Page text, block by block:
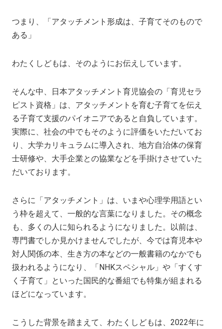
つまり、「アタッチメント形成は、子育てそのもので
ある」
わたくしどもは、そのようにお伝えしています。
そんな中、日本アタッチメント育児協会の「育児セラ
ピスト資格」は、アタッチメントを育む子育てを伝え
る子育て支援のパイオニアであると自負しています。
実際に、社会の中でもそのように評価をいただいてお
り、大学カリキュラムに導入され、地方自治体の保育
士研修や、大手企業との協業などを手掛けさせていた
だいております。
さらに「アタッチメント」は、いまや心理学用語とい
う枠を超えて、一般的な言葉になりました。その概念
も、多くの人に知られるようになりました。以前は、
専門書でしか見かけませんでしたが、今では育児本や
対人関係の本、生き方の本などの一般書籍のなかでも
扱われるようになり、「NHKスペシャル」や「すくす
く子育て」といった国民的な番組でも特集が組まれる
ほどになっています。
こうした背景を踏まえて、わたくしどもは、2022年に